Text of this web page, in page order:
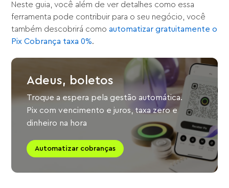
Neste guia, você além de ver detalhes como essa
ferramenta pode contribuir para o seu negócio, você
também descobrirá comoautomatizar gratuitamente o
Pix Cobrança taxa 0%.
Adeus, boletos
Troque a espera pela gestão automática.
Pix com vencimento e juros, taxa zero e
dinheiro na hora
Automatizar cobranças